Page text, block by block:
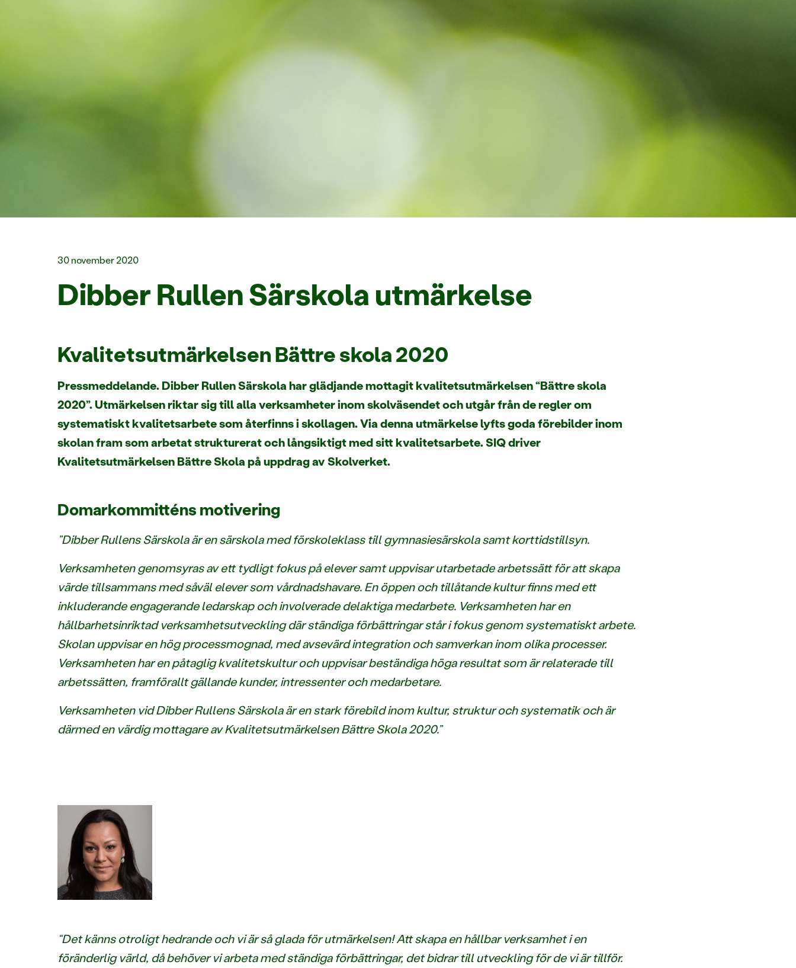
30 november 2020
Dibber Rullen Särskola utmärkelse
Kvalitetsutmärkelsen Bättre skola 2020
Pressmeddelande. Dibber Rullen Särskola har glädjande mottagit kvalitetsutmärkelsen “Bättre skola
2020”. Utmärkelsen riktar sig till alla verksamheter inom skolväsendet och utgår från de regler om
systematiskt kvalitetsarbete som återfinns i skollagen. Via denna utmärkelse lyfts goda förebilder inom
skolan fram som arbetat strukturerat och långsiktigt med sitt kvalitetsarbete. SIQ driver
Kvalitetsutmärkelsen Bättre Skola på uppdrag av Skolverket.
Domarkommitténs motivering
”Dibber Rullens Särskola är en särskola med förskoleklass till gymnasiesärskola samt korttidstillsyn.
Verksamheten genomsyras av ett tydligt fokus på elever samt uppvisar utarbetade arbetssätt för att skapa
värde tillsammans med såväl elever som vårdnadshavare. En öppen och tillåtande kultur finns med ett
inkluderande engagerande ledarskap och involverade delaktiga medarbete. Verksamheten har en
hållbarhetsinriktad verksamhetsutveckling där ständiga förbättringar står i fokus genom systematiskt arbete.
Skolan uppvisar en hög processmognad, med avsevärd integration och samverkan inom olika processer.
Verksamheten har en påtaglig kvalitetskultur och uppvisar beständiga höga resultat som är relaterade till
arbetssätten, framförallt gällande kunder, intressenter och medarbetare.
Verksamheten vid Dibber Rullens Särskola är en stark förebild inom kultur, struktur och systematik och är
därmed en värdig mottagare av Kvalitetsutmärkelsen Bättre Skola 2020.”
“Det känns otroligt hedrande och vi är så glada för utmärkelsen! Att skapa en hållbar verksamhet i en
föränderlig värld, då behöver vi arbeta med ständiga förbättringar, det bidrar till utveckling för de vi är tillför.